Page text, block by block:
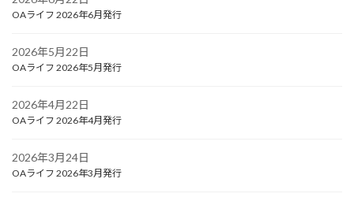
OAライフ 2026年6月発行
2026年5月22日
OAライフ 2026年5月発行
2026年4月22日
OAライフ 2026年4月発行
2026年3月24日
OAライフ 2026年3月発行